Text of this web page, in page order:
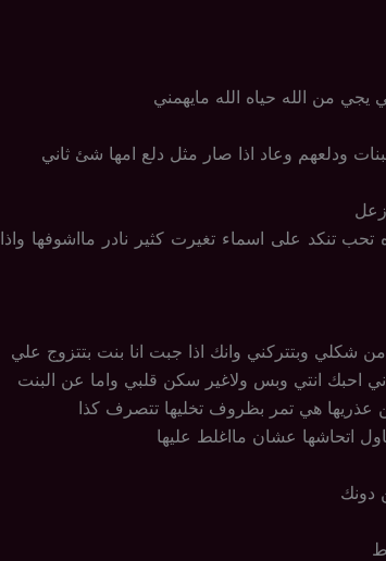
يجي من الله حياه الله مايهمني
ودلعهم وعاد اذا صار مثل دلع امها شئ ثاني
تنكد على اسماء تغيرت كثير نادر مااشوفها واذا
شكلي وبتتركني وانك اذا جبت انا بنت بتتزوج علي
احبك انتي وبس ولاغير سكن قلبي واما عن البنت
عذريها هي تمر بظروف تخليها تتصرف كذا
اتحاشها عشان مااغلط عليها
دونك